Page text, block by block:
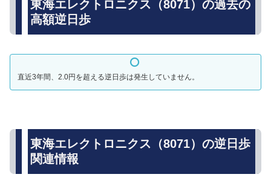
東海エレクトロニクス（8071）の過去の
高額逆日歩
直近3年間、2.0円を超える逆日歩は発生していません。
東海エレクトロニクス（8071）の逆日歩
関連情報